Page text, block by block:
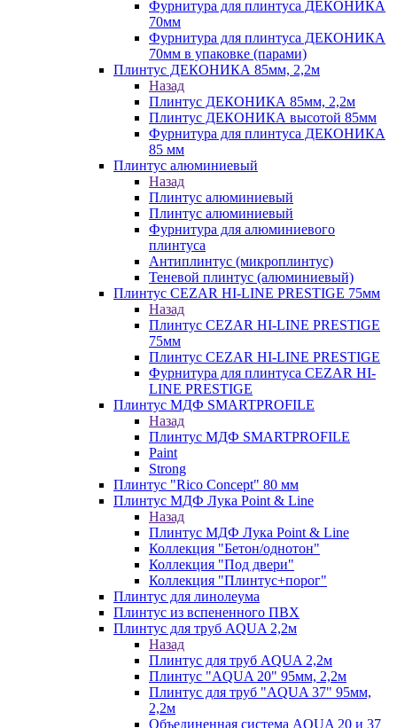
Фурнитура для плинтуса ДЕКОНИКА
70мм
Фурнитура для плинтуса ДЕКОНИКА
70мм в упаковке (парами)
Плинтус ДЕКОНИКА 85мм, 2,2м
Назад
Плинтус ДЕКОНИКА 85мм, 2,2м
Плинтус ДЕКОНИКА высотой 85мм
Фурнитура для плинтуса ДЕКОНИКА
85 мм
Плинтус алюминиевый
Назад
Плинтус алюминиевый
Плинтус алюминиевый
Фурнитура для алюминиевого
плинтуса
Антиплинтус (микроплинтус)
Теневой плинтус (алюминиевый)
Плинтус CEZAR HI-LINE PRESTIGE 75мм
Назад
Плинтус CEZAR HI-LINE PRESTIGE
75мм
Плинтус CEZAR HI-LINE PRESTIGE
Фурнитура для плинтуса CEZAR HI-
LINE PRESTIGE
Плинтус МДФ SMARTPROFILE
Назад
Плинтус МДФ SMARTPROFILE
Paint
Strong
Плинтус "Rico Concept" 80 мм
Плинтус МДФ Лука Point & Line
Назад
Плинтус МДФ Лука Point & Line
Коллекция "Бетон/однотон"
Коллекция "Под двери"
Коллекция "Плинтус+порог"
Плинтус для линолеума
Плинтус из вспененного ПВХ
Плинтус для труб AQUA 2,2м
Назад
Плинтус для труб AQUA 2,2м
Плинтус "AQUA 20" 95мм, 2,2м
Плинтус для труб "AQUA 37" 95мм,
2,2м
Объединенная система AQUA 20 и 37